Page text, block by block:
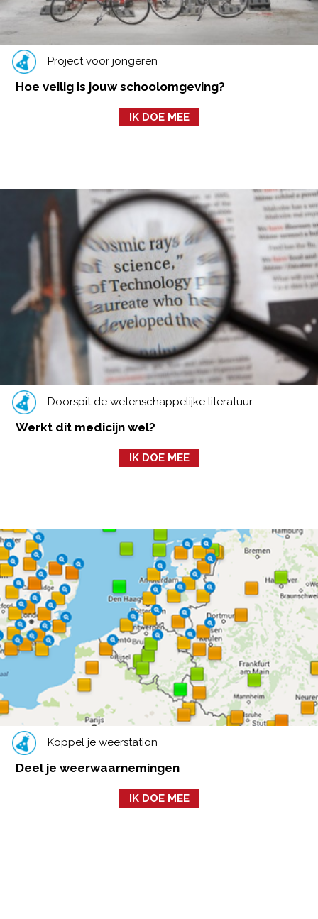
Project voor jongeren
Hoe veilig is jouw schoolomgeving?
IK DOE MEE
Doorspit de wetenschappelijke literatuur
Werkt dit medicijn wel?
IK DOE MEE
Koppel je weerstation
Deel je weerwaarnemingen
IK DOE MEE